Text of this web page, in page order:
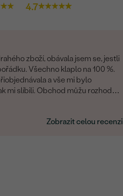
4.7
zboží, obávala jsem se, jestli
Všechno klaplo na 100 %.
a vše mi bylo
mi slíbili. Obchod můžu rozhodně
Zobrazit celou recenzi